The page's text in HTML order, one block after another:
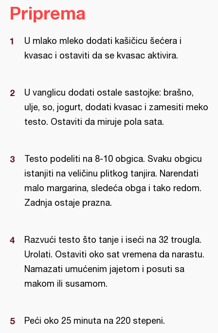
Priprema
U mlako mleko dodati kašičicu šećera i
kvasac i ostaviti da se kvasac aktivira.
U vanglicu dodati ostale sastojke: brašno,
ulje, so, jogurt, dodati kvasac i zamesiti meko
testo. Ostaviti da miruje pola sata.
Testo podeliti na 8-10 obgica. Svaku obgicu
istanjiti na veličinu plitkog tanjira. Narendati
malo margarina, sledeća obga i tako redom.
Zadnja ostaje prazna.
Razvući testo što tanje i iseći na 32 trougla.
Urolati. Ostaviti oko sat vremena da narastu.
Namazati umućenim jajetom i posuti sa
makom ili susamom.
Peći oko 25 minuta na 220 stepeni.